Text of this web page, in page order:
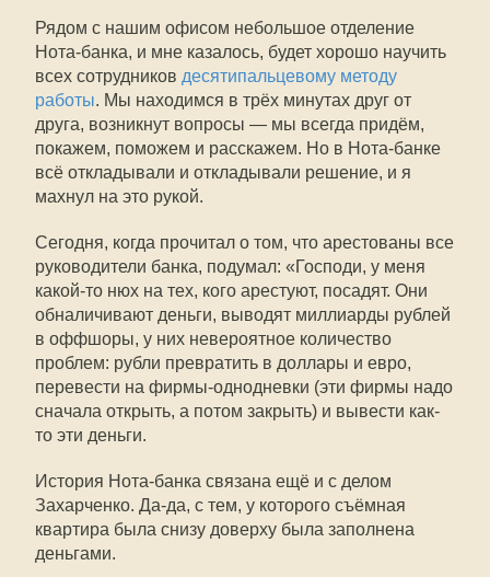
Рядом с нашим офисом небольшое отделение
Нота-банка, и мне казалось, будет хорошо научить
всех сотрудников десятипальцевому методу
работы. Мы находимся в трёх минутах друг от
друга, возникнут вопросы — мы всегда придём,
покажем, поможем и расскажем. Но в Нота-банке
всё откладывали и откладывали решение, и я
махнул на это рукой.
Сегодня, когда прочитал о том, что арестованы все
руководители банка, подумал: «Господи, у меня
какой-то нюх на тех, кого арестуют, посадят. Они
обналичивают деньги, выводят миллиарды рублей
в оффшоры, у них невероятное количество
проблем: рубли превратить в доллары и евро,
перевести на фирмы-однодневки (эти фирмы надо
сначала открыть, а потом закрыть) и вывести как-
то эти деньги.
История Нота-банка связана ещё и с делом
Захарченко. Да-да, с тем, у которого съёмная
квартира была снизу доверху была заполнена
деньгами.